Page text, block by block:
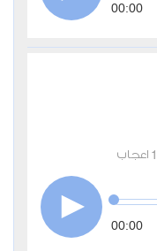
00:00
اعجاب
00:00